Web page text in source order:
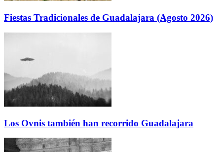
Fiestas Tradicionales de Guadalajara (Agosto 2026)
Los Ovnis también han recorrido Guadalajara